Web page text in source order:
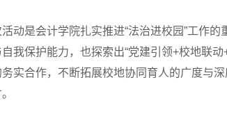
活动是会计学院扎实推进“法治进校园”工作
自我保护能力，也探索出“党建引领+校地联
实合作，不断拓展校地协同育人的广度与